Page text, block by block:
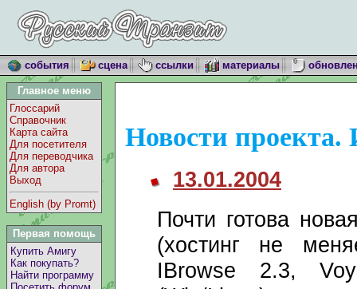
события сцена ссылки материалы
Главное меню
Глоссарий
Справочник
Карта сайта
Для посетителя
Для переводчика
Для автора
Выход
English (by Promt)
Первая помощь
Купить Амигу
Как покупать?
Найти программу
Новости проекта.
13.01.2004
Почти готова
(хостинг не
IBrowse 2.3,